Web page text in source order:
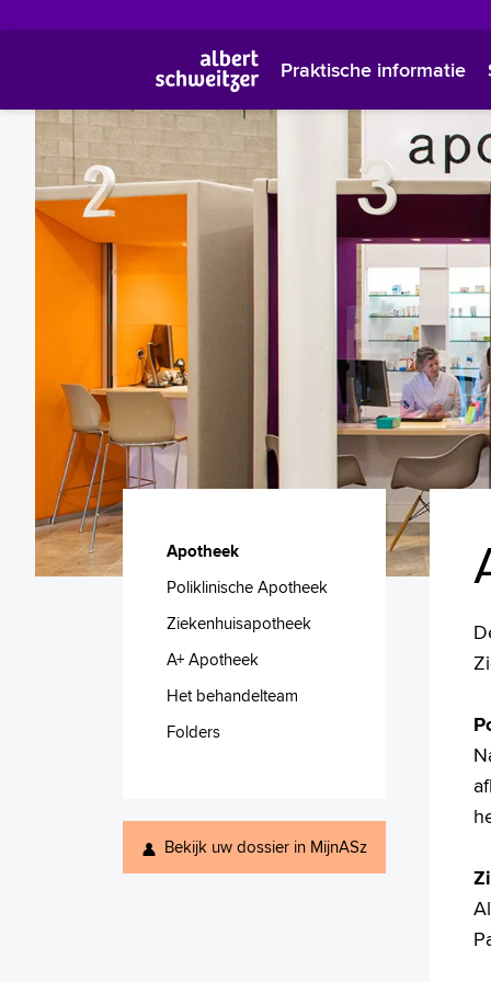
Praktische informatie
Apotheek
Poliklinische Apotheek
Ziekenhuisapotheek
A+ Apotheek
Het behandelteam
Folders
Bekijk uw dossier in MijnASz